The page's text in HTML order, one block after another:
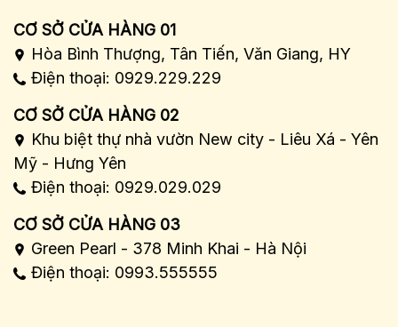
CƠ SỞ CỬA HÀNG 01
Hòa Bình Thượng, Tân Tiến, Văn Giang, HY
Điện thoại: 0929.229.229
CƠ SỞ CỬA HÀNG 02
Khu biệt thự nhà vườn New city - Liêu Xá - Yên
Mỹ - Hưng Yên
Điện thoại: 0929.029.029
CƠ SỞ CỬA HÀNG 03
Green Pearl - 378 Minh Khai - Hà Nội
Điện thoại: 0993.555555